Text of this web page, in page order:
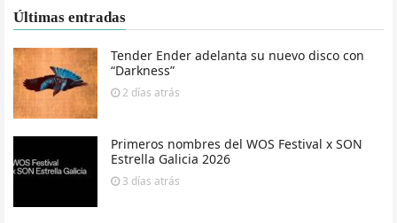
Últimas entradas
Tender Ender adelanta su nuevo disco con
“Darkness”
2 días atrás
Primeros nombres del WOS Festival x SON
Estrella Galicia 2026
3 días atrás